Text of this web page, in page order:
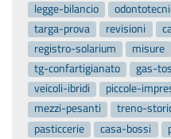
legge-bilancio
targa-prova
revisioni
registro-solarium
misure
tg-confartigianato
gas-
veicoli-ibridi
piccole-
mezzi-pesanti
treno-
pasticcerie
casa-bossi